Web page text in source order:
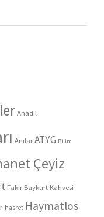
Anadil
Anılar ATYG Bilim
Çeyiz
Fakir Baykurt Kahvesi
hasret Haymatlos